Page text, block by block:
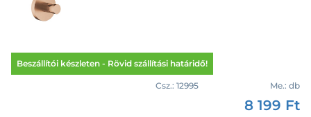
Beszállítói készleten - Rövid szállítási határidő!
Csz.: 12995 Me.: db
8 199 Ft